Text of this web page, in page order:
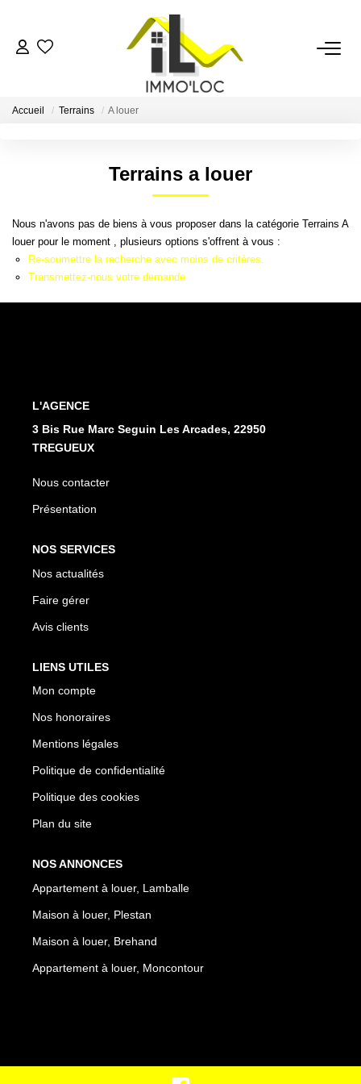
ACCUEIL
FAIRE GÉRER
MON AGENCE
AVIS CLIENTS
Accueil Terrains A louer
Terrains a louer
Nous n'avons pas de biens à vous proposer dans la catégorie Terrains A
louer pour le moment , plusieurs options s'offrent à vous :
Re-soumettre la recherche avec moins de critères.
Transmettez-nous votre demande
L'AGENCE
3 Bis Rue Marc Seguin Les Arcades, 22950
TREGUEUX
Nous contacter
Présentation
NOS SERVICES
Nos actualités
Faire gérer
Avis clients
LIENS UTILES
Mon compte
Nos honoraires
Mentions légales
Politique de confidentialité
Politique des cookies
Plan du site
NOS ANNONCES
Appartement à louer, Lamballe
Maison à louer, Plestan
Maison à louer, Brehand
Appartement à louer, Moncontour